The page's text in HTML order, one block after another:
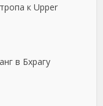
к Upper
в Бхрагу